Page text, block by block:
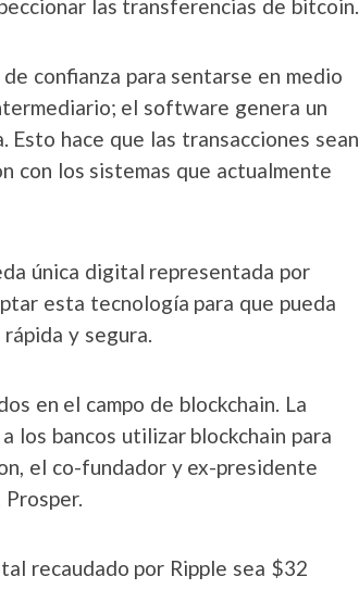
las transferencias de bitcoin.
confianza para sentarse en medio
el software genera un
Esto hace que las transacciones sean
con los sistemas que actualmente
única digital representada por
esta tecnología para que pueda
y segura.
en el campo de blockchain. La
los bancos utilizar blockchain para
el co-fundador y ex-presidente
recaudado por Ripple sea $32